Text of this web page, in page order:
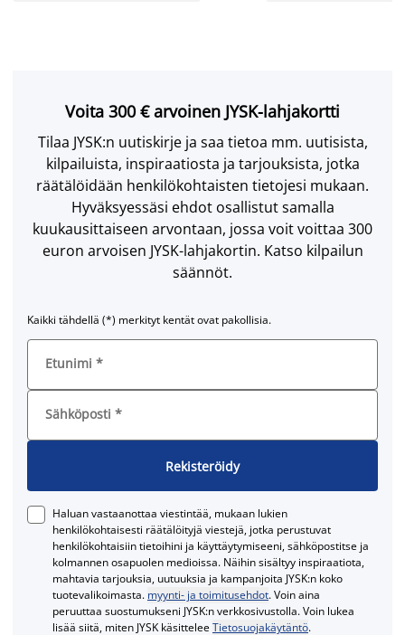
Voita 300 € arvoinen JYSK-lahjakortti
Tilaa JYSK:n uutiskirje ja saa tietoa mm. uutisista,
kilpailuista, inspiraatiosta ja tarjouksista, jotka
räätälöidään henkilökohtaisten tietojesi mukaan.
Hyväksyessäsi ehdot osallistut samalla
kuukausittaiseen arvontaan, jossa voit voittaa 300
euron arvoisen JYSK-lahjakortin. Katso kilpailun
säännöt.
Kaikki tähdellä (*) merkityt kentät ovat pakollisia.
Etunimi *
Sähköposti *
Rekisteröidy
Haluan vastaanottaa viestintää, mukaan lukien
henkilökohtaisesti räätälöityjä viestejä, jotka perustuvat
henkilökohtaisiin tietoihini ja käyttäytymiseeni, sähköpostitse ja
kolmannen osapuolen medioissa. Näihin sisältyy inspiraatiota,
mahtavia tarjouksia, uutuuksia ja kampanjoita JYSK:n koko
tuotevalikoimasta. myynti- ja toimitusehdot. Voin aina
peruuttaa suostumukseni JYSK:n verkkosivustolla. Voin lukea
lisää siitä, miten JYSK käsitteleeTietosuojakäytäntö.